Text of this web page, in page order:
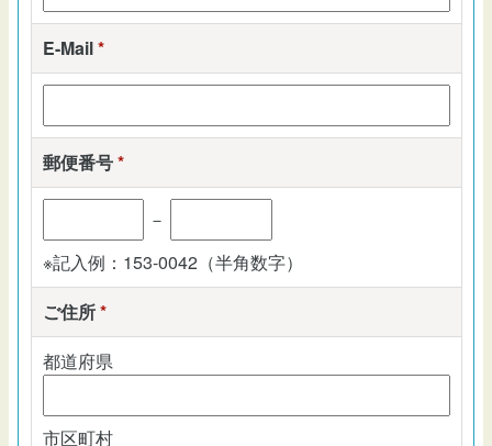
E-Mail*
郵便番号*
－
※記入例：153-0042（半角数字）
ご住所*
都道府県
市区町村